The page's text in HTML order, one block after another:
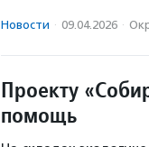
Новости · 09.04.2026 ·
Проекту
помощь